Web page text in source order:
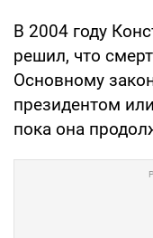
В 2004 году
решил, что
Основному
президентом
пока она